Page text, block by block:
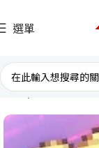
選單
首頁 台灣遊戲